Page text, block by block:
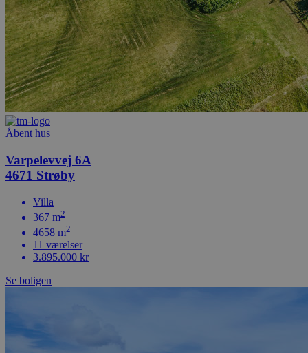
Åbent hus
Varpelevvej 6A
4671 Strøby
Villa
367 m2
4658 m2
11 værelser
3.895.000 kr
Se boligen